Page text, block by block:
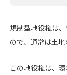
規制型地役権は
ので、通常は土
この地役権は、